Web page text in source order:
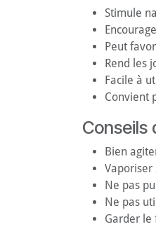
Stimule
Peut
Rend les
Facile à
Convient
Conseils
Bien
Vaporiser
Ne pas
Ne pas
Garder le